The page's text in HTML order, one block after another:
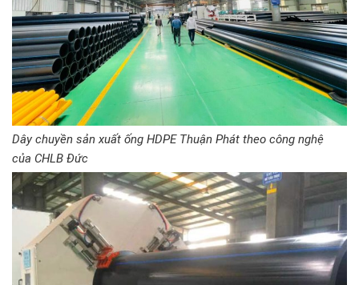
Dây chuyền sản xuất ống HDPE Thuận Phát theo công nghệ
của CHLB Đức